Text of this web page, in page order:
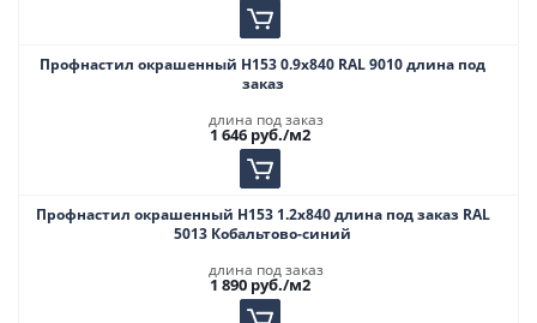
Профнастил окрашенный Н153 0.9х840 RAL 9010 длина под
заказ
длина под заказ
1 646руб./м2
Профнастил окрашенный Н153 1.2х840 длина под заказ RAL
5013 Кобальтово-синий
длина под заказ
1 890руб./м2